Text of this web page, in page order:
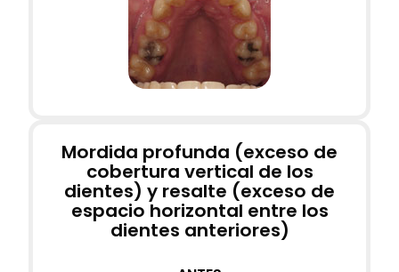
Mordida profunda (exceso de
cobertura vertical de los
dientes) y resalte (exceso de
espacio horizontal entre los
dientes anteriores)